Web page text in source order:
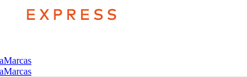
Marcas
Marcas